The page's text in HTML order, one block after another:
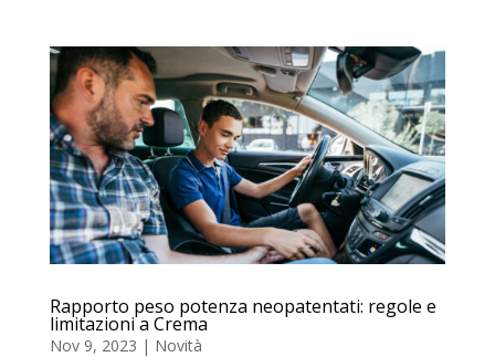
Rapporto peso potenza neopatentati: regole e
limitazioni a Crema
Nov 9, 2023 | Novità